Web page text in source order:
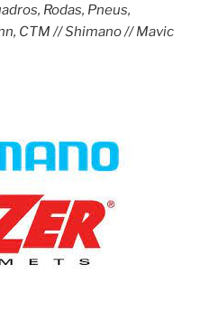
Rodas, Pneus,
CTM // Shimano // Mavic